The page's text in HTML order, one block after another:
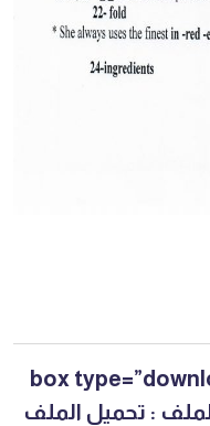
[box
تحميل الملف